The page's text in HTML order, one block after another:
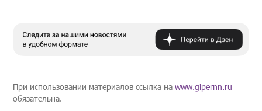
При использовании материалов ссылка наwww.gipernn.ru
обязательна.